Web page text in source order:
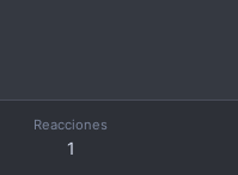
Reacciones
1